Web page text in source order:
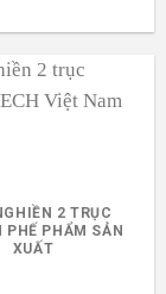
2 TRỤC
PHẾ PHẨM SẢN
XUẤT